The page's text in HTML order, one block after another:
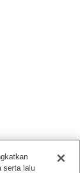
serta lalu